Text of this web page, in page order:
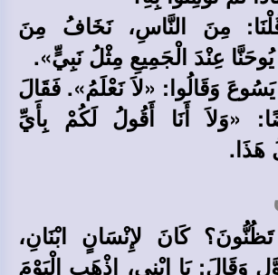
مِنَ النَّاسِ، نَخَافُ مِنَ
عِنْدَ الْجَمِيعِ مِثْلُ نَبِيٍّ».
يَسُوعَ وَقَالُوا: «لاَ نَعْلَمُ». فَقَالَ
«وَلاَ أَنَا أَقُولُ لَكُمْ بِأَيِّ
هَذَا.
تَظُنُّونَ؟ كَانَ لإِنْسَانٍ ابْنَانِ،
وَقَالَ: يَا ابْنِي، اذْهَبِ الْيَوْمَ